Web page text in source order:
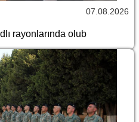
07.08.2026
rayonlarında olub